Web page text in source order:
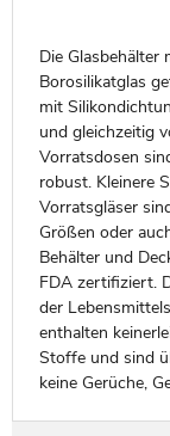
Die Glasbehälter
Borosilikatglas
mit
und gleichzeitig
Vorratsdosen
robust. Kleinere
Vorratsgläser
Größen oder
Behälter und
FDA zertifiziert.
der
enthalten
Stoffe und sind
keine Gerüche,